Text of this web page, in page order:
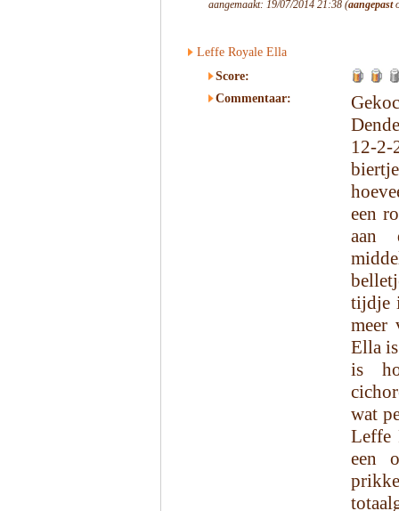
aangemaakt: 19/07/2014 21:38 (aangepast
Leffe Royale Ella
Score:
Commentaar:
12-
een
aan
tijdje
meer
Ella
is
wat
Leffe
een